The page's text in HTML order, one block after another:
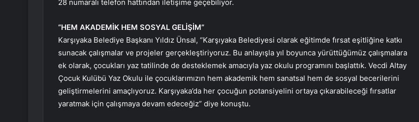
28 numaralı telefon hattından iletişime geçebiliyor.
“HEM AKADEMİK HEM SOSYAL GELİŞİM”
Karşıyaka Belediye Başkanı Yıldız Ünsal, “Karşıyaka Belediyesi olarak eğitimde fırsat eşitliğine katkı
sunacak çalışmalar ve projeler gerçekleştiriyoruz. Bu anlayışla yıl boyunca yürüttüğümüz çalışmalara
ek olarak, çocukları yaz tatilinde de desteklemek amacıyla yaz okulu programını başlattık. Vecdi Altay
Çocuk Kulübü Yaz Okulu ile çocuklarımızın hem akademik hem sanatsal hem de sosyal becerilerini
geliştirmelerini amaçlıyoruz. Karşıyaka’da her çocuğun potansiyelini ortaya çıkarabileceği fırsatlar
yaratmak için çalışmaya devam edeceğiz” diye konuştu.